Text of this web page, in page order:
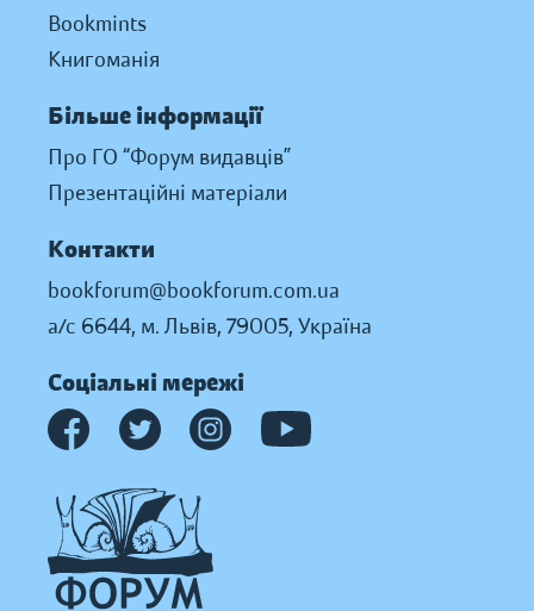
Bookmints
Книгоманія
Більше інформації
Про ГО “Форум видавців”
Презентаційні матеріали
Контакти
bookforum@bookforum.com.ua
а/с 6644, м. Львів, 79005, Україна
Соціальні мережі